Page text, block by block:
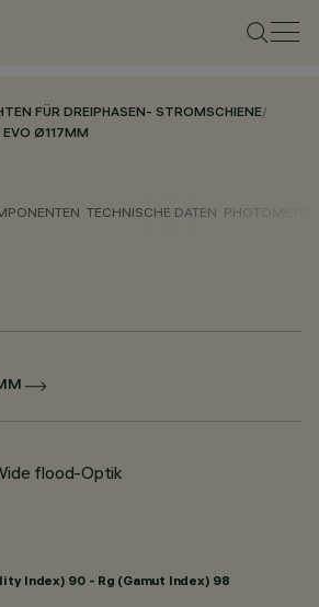
FÜR DREIPHASEN- STROMSCHIENE/
EVO Ø117MM
TECHNISCHE DATEN
flood-Optik
Index) 90 - Rg (Gamut Index) 98